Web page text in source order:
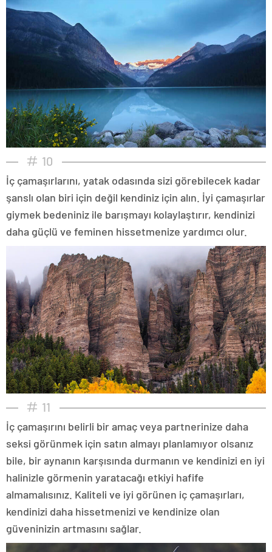
10
İç çamaşırlarını, yatak odasında sizi görebilecek kadar
şanslı olan biri için değil kendiniz için alın. İyi çamaşırlar
giymek bedeniniz ile barışmayı kolaylaştırır, kendinizi
daha güçlü ve feminen hissetmenize yardımcı olur.
11
İç çamaşırını belirli bir amaç veya partnerinize daha
seksi görünmek için satın almayı planlamıyor olsanız
bile, bir aynanın karşısında durmanın ve kendinizi en iyi
halinizle görmenin yaratacağı etkiyi hafife
almamalısınız. Kaliteli ve iyi görünen iç çamaşırları,
kendinizi daha hissetmenizi ve kendinize olan
güveninizin artmasını sağlar.